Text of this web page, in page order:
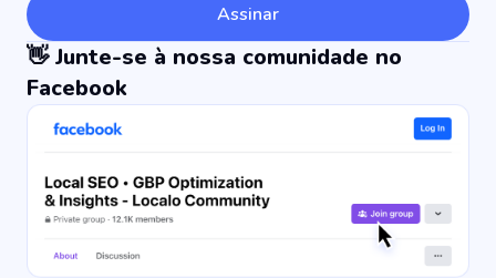
Assinar
👋 Junte-se à nossa comunidade no
Facebook